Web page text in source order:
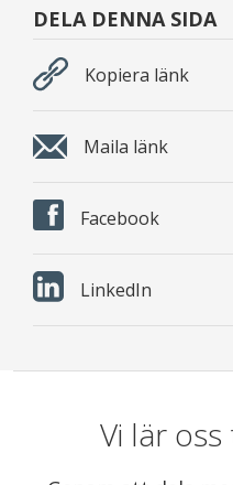
DELA DENNA SIDA
Kopiera länk
Maila länk
Facebook
LinkedIn
Vi lär